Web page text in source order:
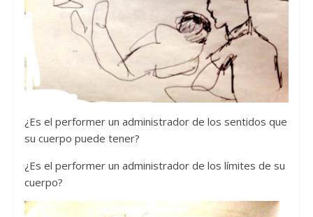
¿Es el performer un administrador de los sentidos que
su cuerpo puede tener?
¿Es el performer un administrador de los límites de su
cuerpo?